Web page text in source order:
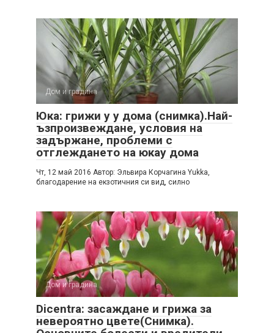
Дом и градина
Юка: грижи у у дома (снимка).Най-
ъзпроизвеждане, условия на
задържане, проблеми с
отглеждането на юкау дома
Чт, 12 май 2016 Автор: Эльвира Корчагина Yukka,
благодарение на екзотичния си вид, силно
Дом и градина
Dicentra: засаждане и грижа за
невероятно цвете(Снимка).